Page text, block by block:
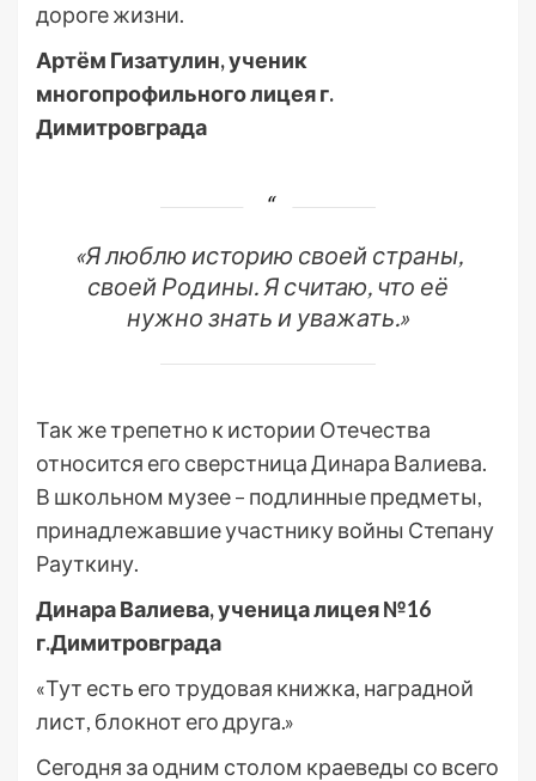
дороге жизни.
Артём Гизатулин, ученик
многопрофильного лицея г.
Димитровграда
«Я люблю историю своей страны,
своей Родины. Я считаю, что её
нужно знать и уважать.»
Так же трепетно к истории Отечества
относится его сверстница Динара Валиева.
В школьном музее – подлинные предметы,
принадлежавшие участнику войны Степану
Рауткину.
Динара Валиева, ученица лицея №16
г.Димитровграда
«Тут есть его трудовая книжка, наградной
лист, блокнот его друга.»
Сегодня за одним столом краеведы со всего